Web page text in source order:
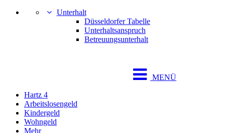
Unterhalt
Düsseldorfer Tabelle
Unterhaltsanspruch
Betreuungsunterhalt
MENÜ
Hartz 4
Arbeitslosengeld
Kindergeld
Wohngeld
Mehr